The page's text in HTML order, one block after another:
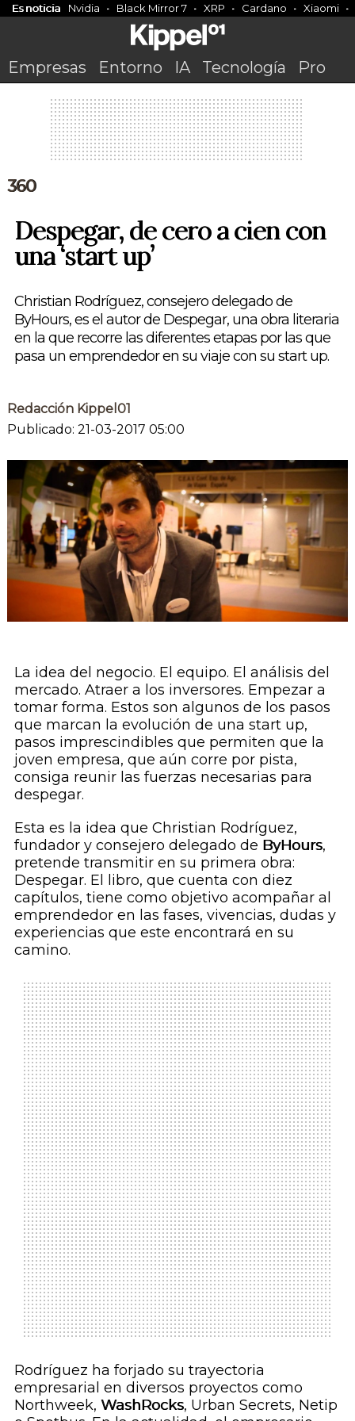
Es noticia Nvidia Black Mirror 7 XRP Cardano Xiaomi
Empresas Entorno IA Tecnología Pro
360
Despegar, de cero a cien con
una ‘start up’
Christian Rodríguez, consejero delegado de
ByHours, es el autor de Despegar, una obra literaria
en la que recorre las diferentes etapas por las que
pasa un emprendedor en su viaje con su start up.
Redacción Kippel01
Publicado: 21-03-2017 05:00
La idea del negocio. El equipo. El análisis del
mercado. Atraer a los inversores. Empezar a
tomar forma. Estos son algunos de los pasos
que marcan la evolución de una start up,
pasos imprescindibles que permiten que la
joven empresa, que aún corre por pista,
consiga reunir las fuerzas necesarias para
despegar.
Esta es la idea que Christian Rodríguez,
fundador y consejero delegado de ByHours,
pretende transmitir en su primera obra:
Despegar. El libro, que cuenta con diez
capítulos, tiene como objetivo acompañar al
emprendedor en las fases, vivencias, dudas y
experiencias que este encontrará en su
camino.
Rodríguez ha forjado su trayectoria
empresarial en diversos proyectos como
Northweek, WashRocks, Urban Secrets, Netip